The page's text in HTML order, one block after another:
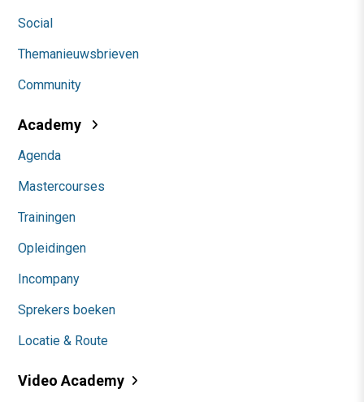
Social
Themanieuwsbrieven
Community
Academy
Agenda
Mastercourses
Trainingen
Opleidingen
Incompany
Sprekers boeken
Locatie & Route
Video Academy